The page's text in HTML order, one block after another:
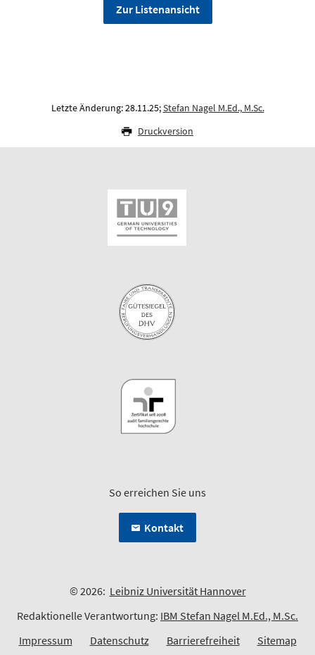
Zur Listenansicht
Letzte Änderung: 28.11.25;Stefan Nagel M.Ed., M.Sc.
Druckversion
So erreichen Sie uns
Kontakt
© 2026: Leibniz Universität Hannover
Redaktionelle Verantwortung: IBM Stefan Nagel M.Ed., M.Sc.
Impressum
Datenschutz Barrierefreiheit Sitemap